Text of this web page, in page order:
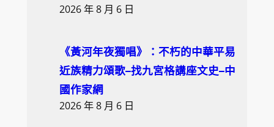
2026 年 8 月 6 日
《黃河年夜獨唱》：不朽的中華平易
近族精力頌歌–找九宮格講座文史–中
國作家網
2026 年 8 月 6 日